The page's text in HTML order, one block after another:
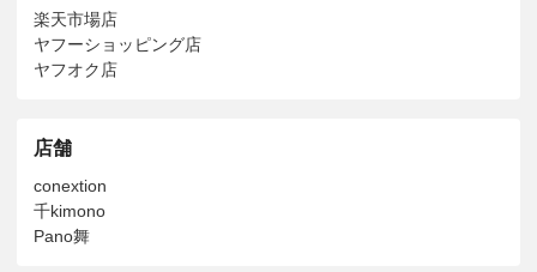
楽天市場店
ヤフーショッピング店
ヤフオク店
店舗
conextion
千kimono
Pano舞